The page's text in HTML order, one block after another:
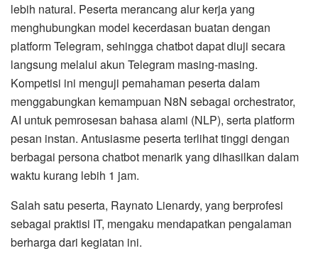
lebih natural. Peserta merancang alur kerja yang
menghubungkan model kecerdasan buatan dengan
platform Telegram, sehingga chatbot dapat diuji secara
langsung melalui akun Telegram masing-masing.
Kompetisi ini menguji pemahaman peserta dalam
menggabungkan kemampuan N8N sebagai orchestrator,
AI untuk pemrosesan bahasa alami (NLP), serta platform
pesan instan. Antusiasme peserta terlihat tinggi dengan
berbagai persona chatbot menarik yang dihasilkan dalam
waktu kurang lebih 1 jam.
Salah satu peserta, Raynato Lienardy, yang berprofesi
sebagai praktisi IT, mengaku mendapatkan pengalaman
berharga dari kegiatan ini.